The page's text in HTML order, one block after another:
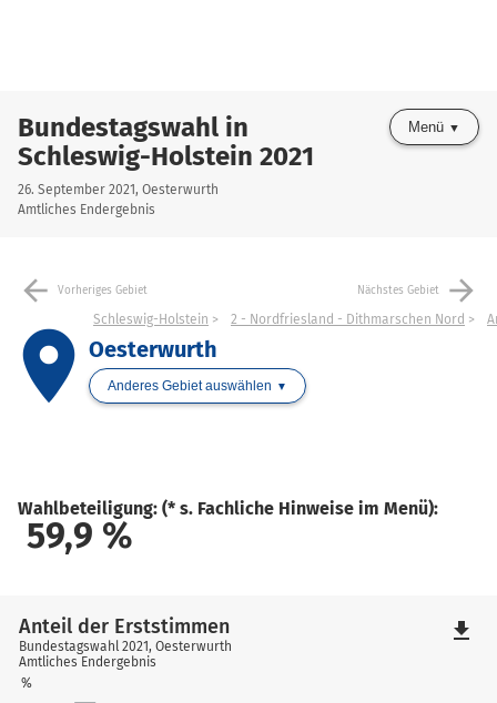
Bundestagswahl in
Schleswig-Holstein 2021
26. September 2021, Oesterwurth
Amtliches Endergebnis
Menü
arrow_back Vorheriges Gebiet Nächstes Gebiet arrow_forward
place
Schleswig-Holstein 2 - Nordfriesland - Dithmarschen Nord
Oesterwurth
Anderes Gebiet auswählen
Wahlbeteiligung: (* s. Fachliche Hinweise im Menü):
59,9 %
%
Anteil der Erststimmen
Bundestagswahl 2021, Oesterwurth
Amtliches Endergebnis
file_download